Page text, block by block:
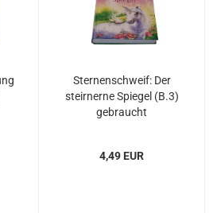
Sternenschweif: Der
steirnerne Spiegel (B.3)
gebraucht
4,49 EUR